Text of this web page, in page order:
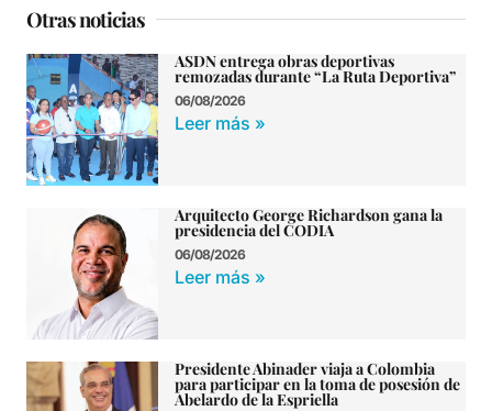
Otras noticias
ASDN entrega obras deportivas
remozadas durante “La Ruta Deportiva”
06/08/2026
Leer más »
Arquitecto George Richardson gana la
presidencia del CODIA
06/08/2026
Leer más »
Presidente Abinader viaja a Colombia
para participar en la toma de posesión de
Abelardo de la Espriella